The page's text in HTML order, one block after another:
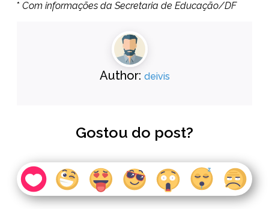
* Com informações da Secretaria de Educação/DF
Author: deivis
Gostou do post?